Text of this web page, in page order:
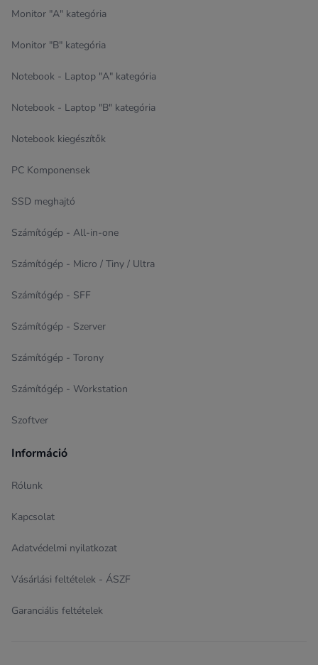
Monitor "A" kategória
Monitor "B" kategória
Notebook - Laptop "A" kategória
Notebook - Laptop "B" kategória
Notebook kiegészítők
PC Komponensek
SSD meghajtó
Számítógép - All-in-one
Számítógép - Micro / Tiny / Ultra
Számítógép - SFF
Számítógép - Szerver
Számítógép - Torony
Számítógép - Workstation
Szoftver
Információ
Rólunk
Kapcsolat
Adatvédelmi nyilatkozat
Vásárlási feltételek - ÁSZF
Garanciális feltételek